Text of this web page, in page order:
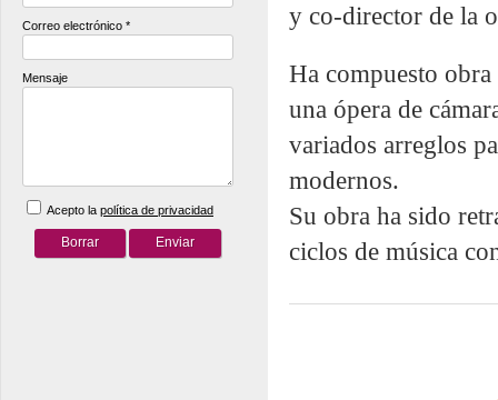
Correo electrónico *
Mensaje
Acepto la política de privacidad
y co-director de la
Ha compuesto
una ópera de
variados arreglos
modernos.
Su obra ha sido
ciclos de música